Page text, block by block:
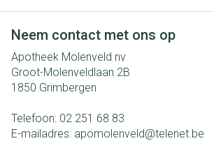
Neem contact met ons op
Apotheek Molenveld nv
Groot-Molenveldlaan 2B
1850 Grimbergen
Telefoon: 02 251 68 83
E-mailadres: apomolenveld@telenet.be